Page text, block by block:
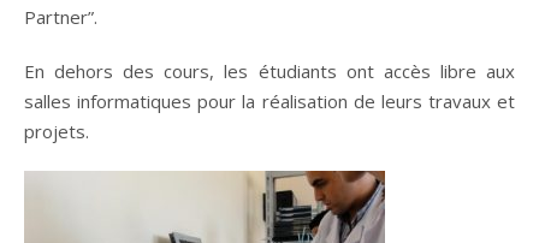
Partner”.
En dehors des cours, les étudiants ont accès libre aux
salles informatiques pour la réalisation de leurs travaux et
projets.